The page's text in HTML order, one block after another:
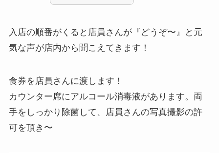
入店の順番がくると店員さんが『どうぞ〜』と元
気な声が店内から聞こえてきます！
食券を店員さんに渡します！
カウンター席にアルコール消毒液があります。両
手をしっかり除菌して、店員さんの写真撮影の許
可を頂き〜